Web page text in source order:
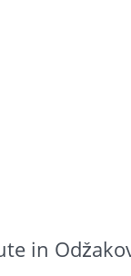
in